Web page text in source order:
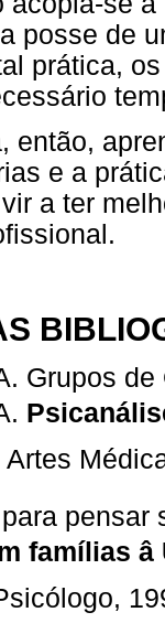
posse de
prática,
então,
e a
a ter
Grupos
Artes
pensar
famílias